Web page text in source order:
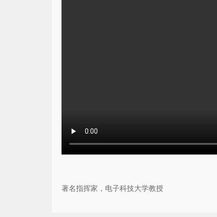
著名指挥家，电子科技大学教授